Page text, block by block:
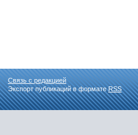
Связь с редакцией
Экспорт публикаций в форматеRSS